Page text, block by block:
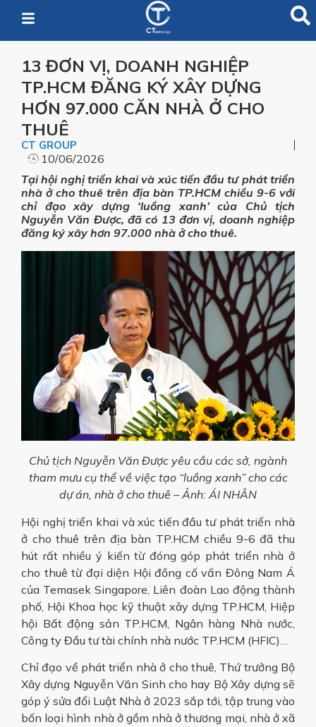
13 ĐƠN VỊ, DOANH NGHIỆP
TP.HCM ĐĂNG KÝ XÂY DỰNG
HƠN 97.000 CĂN NHÀ Ở CHO
THUÊ
CT GROUP
10/06/2026
Tại hội nghị triển khai và xúc tiến đầu tư phát triển
nhà ở cho thuê trên địa bàn TP.HCM chiều 9-6 với
chỉ đạo xây dựng ‘luồng xanh’ của Chủ tịch
Nguyễn Văn Được, đã có 13 đơn vị, doanh nghiệp
đăng ký xây hơn 97.000 nhà ở cho thuê.
Chủ tịch Nguyễn Văn Được yêu cầu các sở, ngành
tham mưu cụ thể về việc tạo “luồng xanh” cho các
dự án, nhà ở cho thuê – Ảnh: ÁI NHÂN
Hội nghị triển khai và xúc tiến đầu tư phát triển nhà
ở cho thuê trên địa bàn TP.HCM chiều 9-6 đã thu
hút rất nhiều ý kiến từ đóng góp phát triển nhà ở
cho thuê từ đại diện Hội đồng cố vấn Đông Nam Á
của Temasek Singapore, Liên đoàn Lao động thành
phố, Hội Khoa học kỹ thuật xây dựng TP.HCM, Hiệp
hội Bất động sản TP.HCM, Ngân hàng Nhà nước,
Công ty Đầu tư tài chính nhà nước TP.HCM (HFIC)…
Chỉ đạo về phát triển nhà ở cho thuê, Thứ trưởng Bộ
Xây dựng Nguyễn Văn Sinh cho hay Bộ Xây dựng sẽ
góp ý sửa đổi Luật Nhà ở 2023 sắp tới, tập trung vào
bốn loại hình nhà ở gồm nhà ở thương mại, nhà ở xã